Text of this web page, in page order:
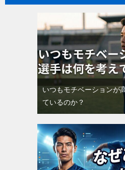
いつもモチベーションが
ているのか？